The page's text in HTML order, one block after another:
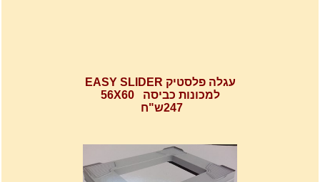
למכונות כביסה 56X60
247ש"ח